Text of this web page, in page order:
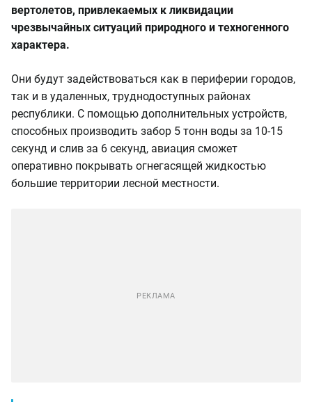
вертолетов, привлекаемых к ликвидации
чрезвычайных ситуаций природного и техногенного
характера.
Они будут задействоваться как в периферии городов,
так и в удаленных, труднодоступных районах
республики. С помощью дополнительных устройств,
способных производить забор 5 тонн воды за 10-15
секунд и слив за 6 секунд, авиация сможет
оперативно покрывать огнегасящей жидкостью
большие территории лесной местности.